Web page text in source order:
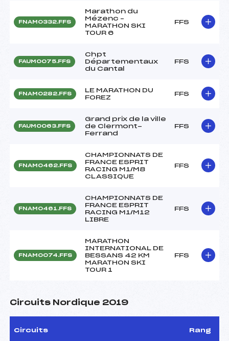
FNAM0332.FFS
Marathon du
Mézenc –
MARATHON SKI
TOUR 6
FFS
FAUM0075.FFS
Chpt
Départementaux
du Cantal
FFS
FNAM0282.FFS
LE MARATHON DU
FOREZ
FFS
FAUM0063.FFS
Grand prix de la ville
de Clermont-
Ferrand
FFS
FNAM0462.FFS
CHAMPIONNATS DE
FRANCE ESPRIT
RACING M1/M8
CLASSIQUE
FFS
FNAM0461.FFS
CHAMPIONNATS DE
FRANCE ESPRIT
RACING M1/M12
LIBRE
FFS
FNAM0074.FFS
MARATHON
INTERNATIONAL DE
BESSANS 42 KM
MARATHON SKI
TOUR 1
FFS
Circuits Nordique 2019
Circuits Rang